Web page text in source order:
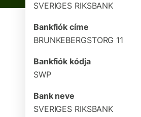
SVERIGES RIKSBANK
Bankfiók címe
BRUNKEBERGSTORG 11
Bankfiók kódja
SWP
Bank neve
SVERIGES RIKSBANK